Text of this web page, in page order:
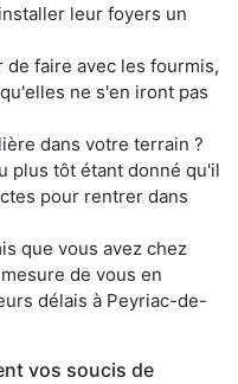
leur foyers un
faire avec les fourmis,
ne s'en iront pas
dans votre terrain ?
plus tôt étant donné qu'il
pour rentrer dans
que vous avez chez
de vous en
délais à Peyriac-de-
vos soucis de